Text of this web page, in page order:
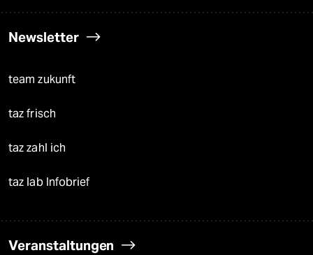
Newsletter
team zukunft
taz frisch
taz zahl ich
taz lab Infobrief
Veranstaltungen